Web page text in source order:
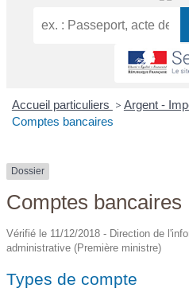
Accueil particuliers > Argent -
Comptes bancaires
Dossier
Comptes bancaires
Vérifié le 11/12/2018 - Direction de
administrative (Première ministre)
Types de compte